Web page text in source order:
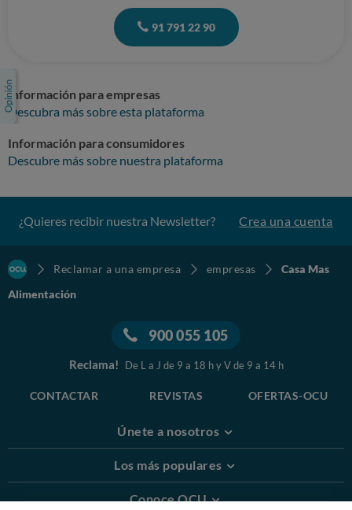
91 791 22 90
Información para empresas
Descubra más sobre esta plataforma
Información para consumidores
Descubre más sobre nuestra plataforma
¿Quieres recibir nuestra Newsletter? Crea una cuenta
Reclamar a una empresa empresas
Casa Mas
Alimentación
900 055 105
Reclama! De L a J de 9 a 18 h y V de 9 a 14 h
CONTACTAR REVISTAS OFERTAS-OCU
Únete a nosotros
Los más populares
Conoce OCU